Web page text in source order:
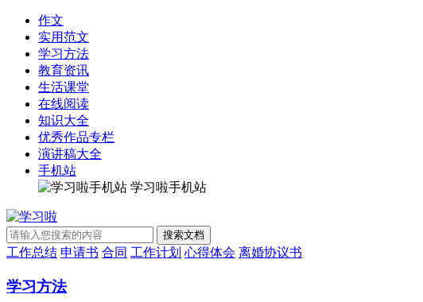
作文
实用范文
学习方法
教育资讯
生活课堂
在线阅读
知识大全
优秀作品专栏
演讲稿大全
手机站
学习啦手机站
工作总结 申请书 合同 工作计划 心得体会 离婚协议书
学习方法